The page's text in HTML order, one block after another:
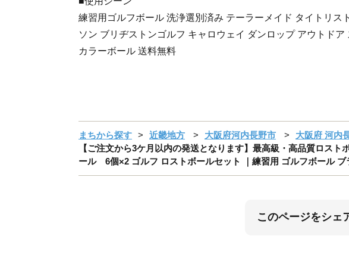
練習用ゴルフボール 洗浄選別済み テーラーメイド タイトリス
ソン ブリヂストンゴルフ キャロウェイ ダンロップ アウトドア
カラーボール 送料無料
まちから探す 近畿地方 大阪府河内長野市
大阪府 河内
【ご注文から3ケ月以内の発送となります】最高級・高品質ロ
ール 6個×2 ゴルフ ロストボールセット ｜練習用 ゴルフボール ブ
このページをシェ